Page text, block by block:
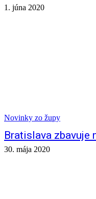
1. júna 2020
Novinky zo župy
Bratislava zbavuje
30. mája 2020